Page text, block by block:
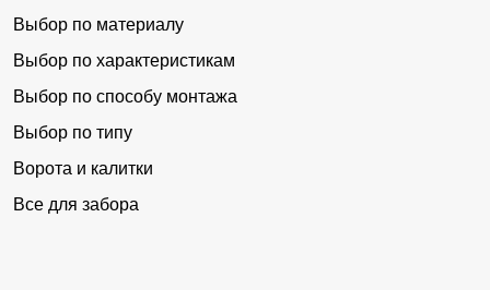
Выбор по материалу
Выбор по характеристикам
Выбор по способу монтажа
Выбор по типу
Ворота и калитки
Все для забора